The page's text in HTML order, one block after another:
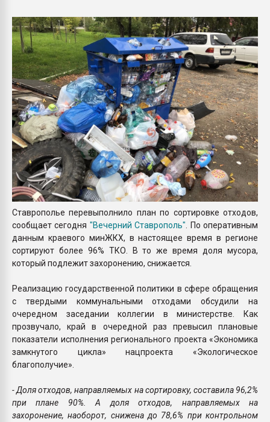
ПЕРЕЙТИ НА
Ставрополье перевыполнило план по сортировке отходов,
сообщает сегодня "Вечерний Ставрополь" . По оперативным
данным краевого минЖКХ, в настоящее время в регионе
сортируют более 96% ТКО. В то же время доля мусора,
который подлежит захоронению, снижается.
Реализацию государственной политики в сфере обращения
с твердыми коммунальными отходами обсудили на
очередном заседании коллегии в министерстве. Как
прозвучало, край в очередной раз превысил плановые
показатели исполнения регионального проекта «Экономика
замкнутого цикла» нацпроекта «Экологическое
благополучие».
- Доля отходов, направляемых на сортировку, составила 96,2%
при плане 90%. А доля отходов, направляемых на
захоронение, наоборот, снижена до 78,6% при контрольном